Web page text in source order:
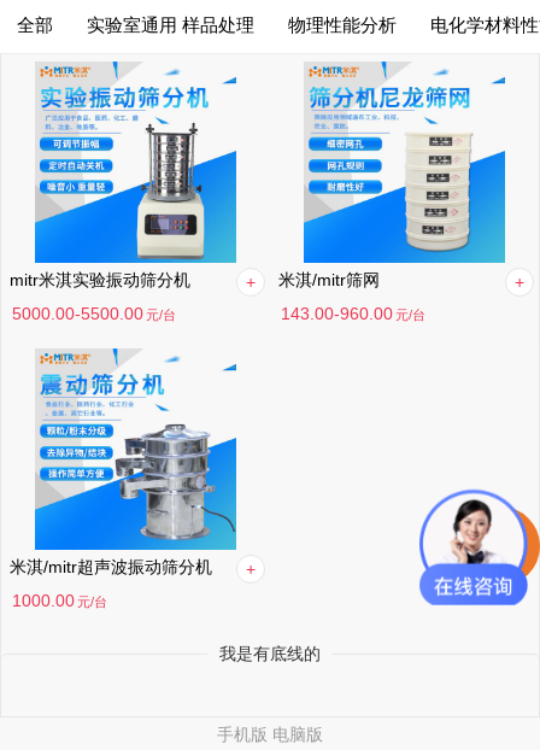
全部 实验室通用 样品处理 物理性能分析 电化学材料
综合排序 筛选
综合排序
月销量高到低
价格高到低
满意度高到低
mitr米淇实验振动筛分机
5000.00-5500.00 元/台
米淇/mitr筛网
143.00-960.00 元/台
米淇/mitr超声波振动筛分机
1000.00 元/台
我是有底线的
手机版 电脑版